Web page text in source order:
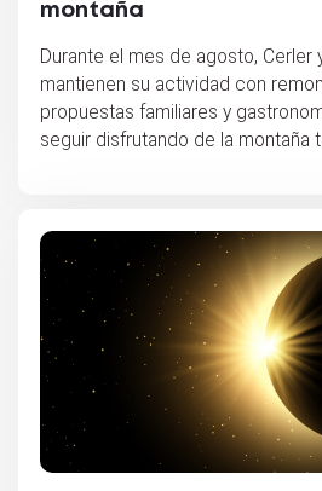
montaña
Durante el mes de agosto, Cerler
mantienen su actividad con
propuestas familiares y
seguir disfrutando de la montaña